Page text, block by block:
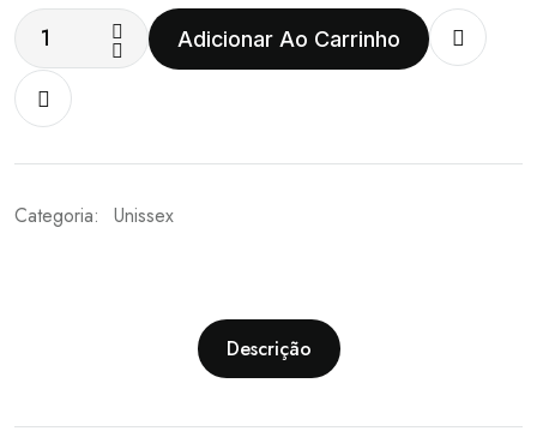
Adicionar Ao Carrinho
Categoria: Unissex
Descrição